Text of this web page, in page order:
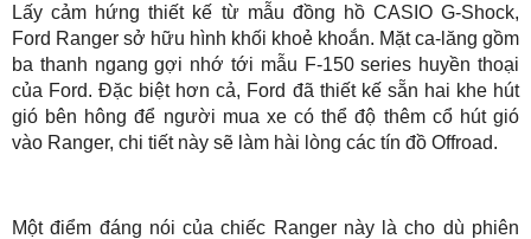
Lấy cảm hứng thiết kế từ mẫu đồng hồ CASIO G-Shock,
Ford Ranger sở hữu hình khối khoẻ khoắn. Mặt ca-lăng gồm
ba thanh ngang gợi nhớ tới mẫu F-150 series huyền thoại
của Ford. Đặc biệt hơn cả, Ford đã thiết kế sẵn hai khe hút
gió bên hông để người mua xe có thể độ thêm cổ hút gió
vào Ranger, chi tiết này sẽ làm hài lòng các tín đồ Offroad.
Một điểm đáng nói của chiếc Ranger này là cho dù phiên